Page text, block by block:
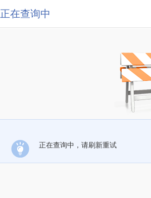
正在查询中
正在查询中，请刷新重试